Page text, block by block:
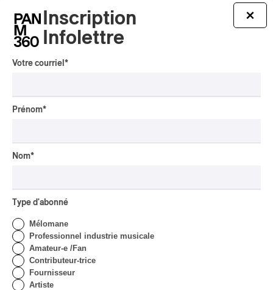
ASIE CENTRALE/
CRITIQUE DE CONCERT
×
Inscription
Infolettre
Votre courriel *
Prénom*
Nom*
Type d'abonné
Mélomane
Professionnel industrie musicale
Amateur-e /Fan
Contributeur-trice
Fournisseur
Artiste